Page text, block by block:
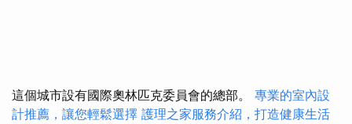
這個城市設有國際奧林匹克委員會的總部。 專業的室內設
計推薦，讓您輕鬆選擇 護理之家服務介紹，打造健康生活